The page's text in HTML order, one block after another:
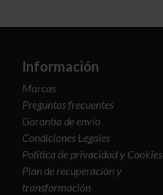
Información
Marcas
Preguntas frecuentes
Garantía de envío
Condiciones Legales
Política de privacidad y Cookies
Plan de recuperación y
transformación